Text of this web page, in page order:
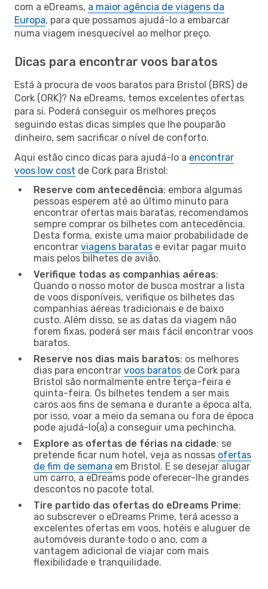
com a eDreams, a maior agência de viagens da
Europa, para que possamos ajudá-lo a embarcar
numa viagem inesquecível ao melhor preço.
Dicas para encontrar voos baratos
Está à procura de voos baratos para Bristol (BRS) de
Cork (ORK)? Na eDreams, temos excelentes ofertas
para si. Poderá conseguir os melhores preços
seguindo estas dicas simples que lhe pouparão
dinheiro, sem sacrificar o nível de conforto.
Aqui estão cinco dicas para ajudá-lo a encontrar
voos low cost de Cork para Bristol:
Reserve com antecedência: embora algumas
pessoas esperem até ao último minuto para
encontrar ofertas mais baratas, recomendamos
sempre comprar os bilhetes com antecedência.
Desta forma, existe uma maior probabilidade de
encontrar viagens baratas e evitar pagar muito
mais pelos bilhetes de avião.
Verifique todas as companhias aéreas:
Quando o nosso motor de busca mostrar a lista
de voos disponíveis, verifique os bilhetes das
companhias aéreas tradicionais e de baixo
custo. Além disso, se as datas da viagem não
forem fixas, poderá ser mais fácil encontrar voos
baratos.
Reserve nos dias mais baratos: os melhores
dias para encontrar voos baratos de Cork para
Bristol são normalmente entre terça-feira e
quinta-feira. Os bilhetes tendem a ser mais
caros aos fins de semana e durante a época alta,
por isso, voar a meio da semana ou fora de época
pode ajudá-lo(a) a conseguir uma pechincha.
Explore as ofertas de férias na cidade: se
pretende ficar num hotel, veja as nossas ofertas
de fim de semana em Bristol. E se desejar alugar
um carro, a eDreams pode oferecer-lhe grandes
descontos no pacote total.
Tire partido das ofertas do eDreams Prime:
ao subscrever o eDreams Prime, terá acesso a
excelentes ofertas em voos, hotéis e aluguer de
automóveis durante todo o ano, com a
vantagem adicional de viajar com mais
flexibilidade e tranquilidade.